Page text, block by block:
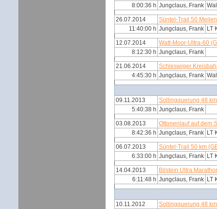
8:00:36 h Jungclaus, Frank
26.07.2014
Süntel-Trail 50
11:40:00 h Jungclaus, Frank LT
12.07.2014
Watt-Moor-Ultra-60
8:12:30 h Jungclaus, Frank
21.06.2014
Schleswiger
4:45:30 h Jungclaus, Frank
09.11.2013
Sollingquerung 48
5:40:38 h Jungclaus, Frank
03.08.2013
Ottonenlauf auf dem
8:42:36 h Jungclaus, Frank LT
06.07.2013
Süntel-Trail 50 km
6:33:00 h Jungclaus, Frank LT
14.04.2013
Bilstein Ultra
6:11:48 h Jungclaus, Frank LT
10.11.2012
Sollingquerung 48